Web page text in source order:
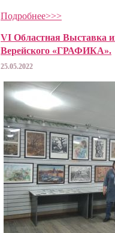
Подробнее>>>
VI Областная Выставка
Верейского «ГРАФИКА».
25.05.2022